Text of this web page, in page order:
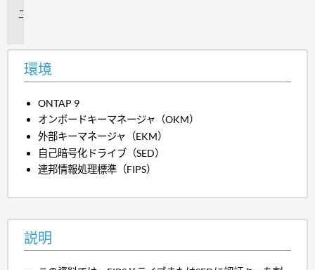
環境
ONTAP 9
オンボードキーマネージャ（OKM）
外部キーマネージャ（EKM）
自己暗号化ドライブ（SED）
連邦情報処理標準（FIPS）
説明